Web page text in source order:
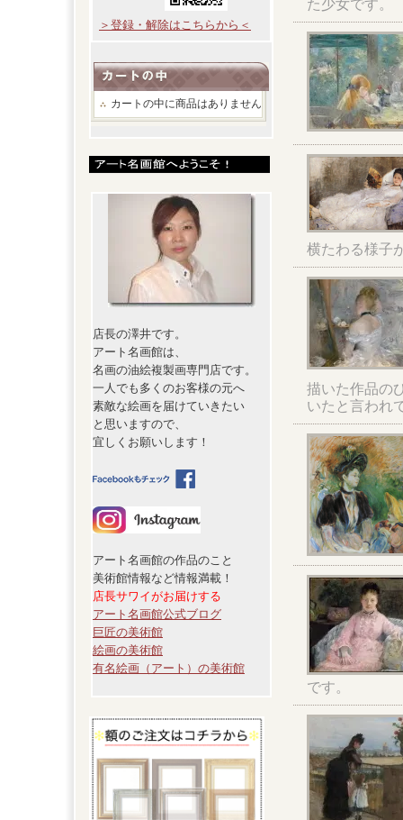
＞登録・解除はこちらから＜
カートの中に商品はありません
店長の澤井です。
アート名画館は、
名画の油絵複製画専門店です。
一人でも多くのお客様の元へ
素敵な絵画を届けていきたい
と思いますので、
宜しくお願いします！
アート名画館の作品のこと
美術館情報など情報満載！
店長サワイがお届けする
アート名画館公式ブログ
巨匠の美術館
絵画の美術館
有名絵画（アート）の美術館
た少女です。
横たわる様子
描いた作品の
いたと言われ
です。